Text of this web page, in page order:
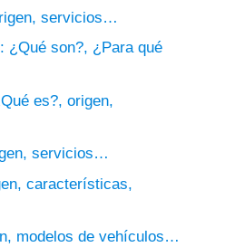
servicios…
¿Qué son?, ¿Para qué
es?, origen,
servicios…
características,
modelos de vehículos…